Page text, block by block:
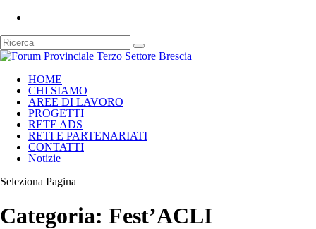
HOME
CHI SIAMO
AREE DI LAVORO
PROGETTI
RETE ADS
RETI E PARTENARIATI
CONTATTI
Notizie
Seleziona Pagina
Categoria: Fest’ACLI